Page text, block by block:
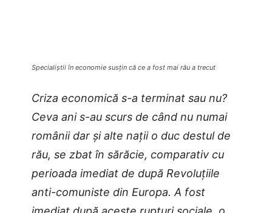
Specialiștii în economie susțin că ce a fost mai rău a trecut
Criza economică s-a terminat sau nu?
Ceva ani s-au scurs de când nu numai
românii dar și alte nații o duc destul de
rău, se zbat în sărăcie, comparativ cu
perioada imediat de după Revoluțiile
anti-comuniste din Europa. A fost